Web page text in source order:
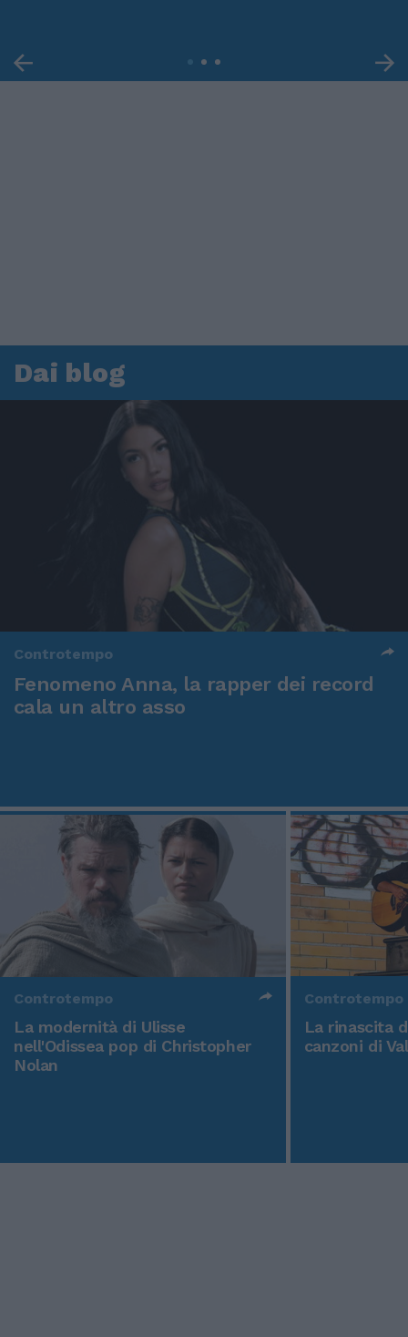
Dai blog
Controtempo
Fenomeno Anna, la rapper dei record
cala un altro asso
Controtempo
La modernità di Ulisse
nell'Odissea pop di Christopher
Nolan
Controtempo
La rinascita
canzoni di